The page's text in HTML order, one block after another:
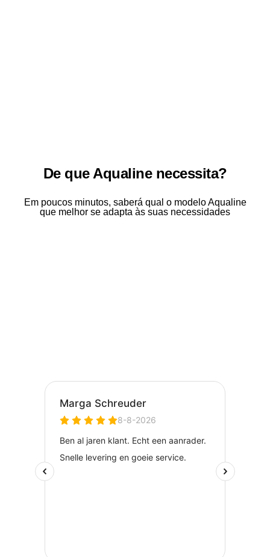
De que Aqualine necessita?
Em poucos minutos, saberá qual o modelo Aqualine
que melhor se adapta às suas necessidades